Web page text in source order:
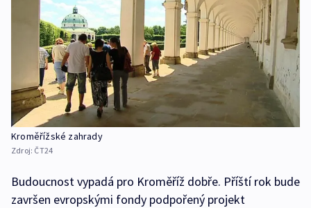
Kroměřížské zahrady
Zdroj: ČT24
Budoucnost vypadá pro Kroměříž dobře. Příští rok bude
završen evropskými fondy podpořený projekt